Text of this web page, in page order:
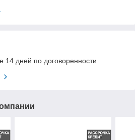
14 дней по договоренности